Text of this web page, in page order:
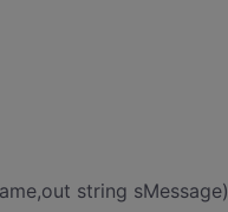
string sMessage)